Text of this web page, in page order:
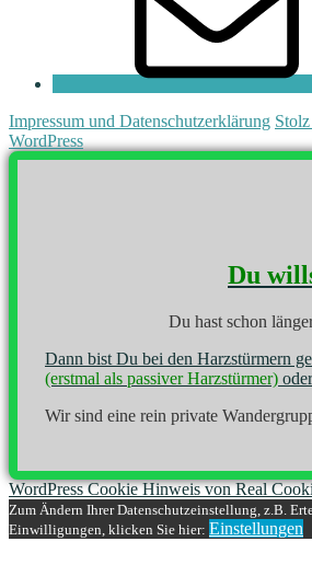
Impressum und Datenschutzerklärung
WordPress
Du
Du hast schon
Dann bist Du bei den Harzstürmern
(erstmal als passiver Harzstürmer)
Wir sind eine rein private
WordPress Cookie Hinweis von Real
Zum Ändern Ihrer Datenschutzeinstellung, z.B.
Einwilligungen, klicken Sie hier: Einstellungen